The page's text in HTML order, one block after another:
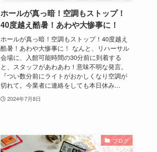
ホールが真っ暗！空調もストップ！
40度越え酷暑！あわや大惨事に！
ホールが真っ暗！空調もストップ！40度越え
酷暑！あわや大惨事に！ なんと、リハーサル
会場に、入館可能時間の30分前に到着する
と、スタッフがあわあわ！意味不明な発言。
『つい数分前にライトがおかしくなり空調が
切れて。今業者に連絡をしても本日休み...
2024年7月8日
ブログ